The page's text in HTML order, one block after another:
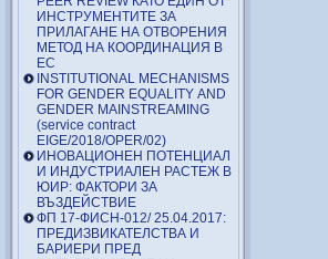
ИНСТРУМЕНТИТЕ ЗА
ПРИЛАГАНЕ НА ОТВОРЕНИЯ
МЕТОД НА КООРДИНАЦИЯ В
ЕС
INSTITUTIONAL MECHANISMS
FOR GENDER EQUALITY AND
GENDER MAINSTREAMING
(service contract
EIGE/2018/OPER/02)
ИНОВАЦИОНЕН ПОТЕНЦИАЛ
И ИНДУСТРИАЛЕН РАСТЕЖ В
ЮИР: ФАКТОРИ ЗА
ВЪЗДЕЙСТВИЕ
ФП 17-ФИСН-012/ 25.04.2017:
ПРЕДИЗВИКАТЕЛСТВА И
БАРИЕРИ ПРЕД